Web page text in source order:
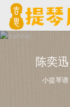
陈奕
小提琴谱